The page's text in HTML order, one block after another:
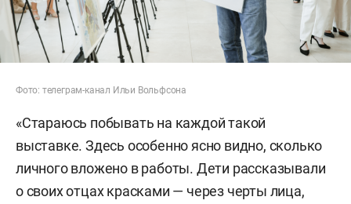
Фото: телеграм-канал Ильи Вольфсона
«Стараюсь побывать на каждой такой
выставке. Здесь особенно ясно видно, сколько
личного вложено в работы. Дети рассказывали
о своих отцах красками — через черты лица,